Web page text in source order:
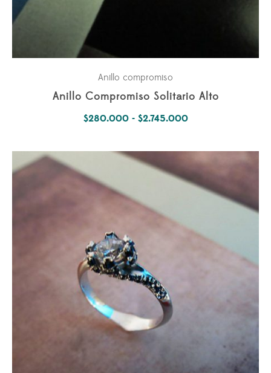
Anillo compromiso
Anillo Compromiso Solitario Alto
$280.000 - $2.745.000Rango
precios:
desde
$280.000